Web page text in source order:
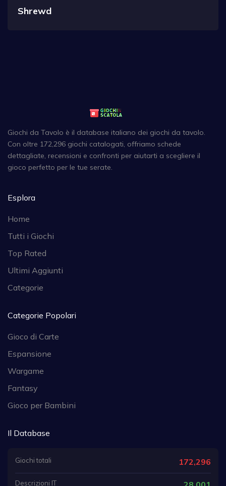
Shrewd
Giochi da Tavolo è il database italiano dei giochi da tavolo.
Con oltre 172,296 giochi catalogati, offriamo schede
dettagliate, recensioni e confronti per aiutarti a scegliere il
gioco perfetto per le tue serate.
Esplora
Home
Tutti i Giochi
Top Rated
Ultimi Aggiunti
Categorie
Categorie Popolari
Gioco di Carte
Espansione
Wargame
Fantasy
Gioco per Bambini
Il Database
Giochi totali 172,296
Descrizioni IT